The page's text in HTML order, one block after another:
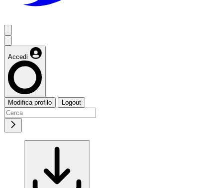
Accedi
Modifica profilo Logout